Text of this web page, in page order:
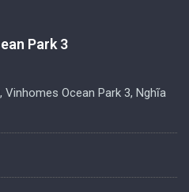
Park 3
Ocean Park 3, Nghĩa